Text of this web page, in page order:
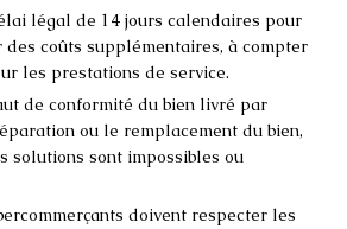
légal de 14 jours calendaires pour
coûts supplémentaires, à compter
les prestations de service.
de conformité du bien livré par
ou le remplacement du bien,
solutions sont impossibles ou
doivent respecter les